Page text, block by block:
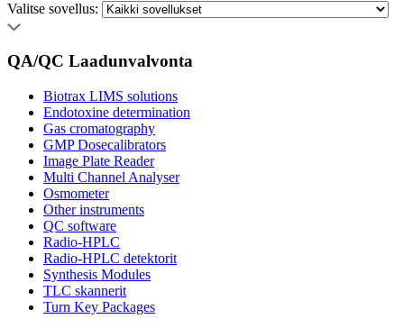
Valitse sovellus:
QA/QC Laadunvalvonta
Biotrax LIMS solutions
Endotoxine determination
Gas cromatography
GMP Dosecalibrators
Image Plate Reader
Multi Channel Analyser
Osmometer
Other instruments
QC software
Radio-HPLC
Radio-HPLC detektorit
Synthesis Modules
TLC skannerit
Turn Key Packages